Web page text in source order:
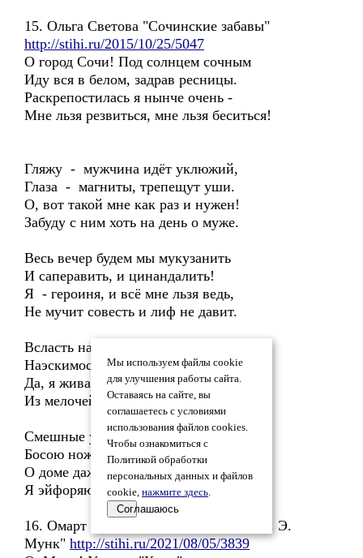
15. Ольга Светова "Сочинские забавы"
http://stihi.ru/2015/10/25/5047
О город Сочи! Под солнцем сочным
Иду вся в белом, задрав ресницы.
Раскрепостилась я нынче очень -
Мне льзя резвиться, мне льзя беситься!
Гляжу - мужчина идёт уклюжий,
Глаза - магниты, трепещут уши.
О, вот такой мне как раз и нужен!
Забуду с ним хоть на день о муже.
Весь вечер будем мы мукузанить
И саперавить, и цинандалить!
Я - героиня, и всё мне льзя ведь,
Не мучит совесть и лиф не давит.
Всласть натанцуюсь, наразвлекаюсь,
Наэскимосюсь, нашоколадюсь.
Да, я живая. Да, я такая:
Из мелочей извлекаю радость.
Смешные уши его ласкаю
Босою ножкой, шучу, играюсь.
О доме даже не вспоминаю.
Я эйфоряюсь. Я любовляюсь.
16. Омарт Криевс "04. Картина Крик-1. Э.
Мунк" http://stihi.ru/2021/08/05/3839
Мы используем файлы cookie
для улучшения работы сайта.
Оставаясь на сайте, вы
соглашаетесь с условиями
использования файлов cookies.
Чтобы ознакомиться с
Политикой обработки
персональных данных и файлов
cookie, нажмите здесь.
Соглашаюсь